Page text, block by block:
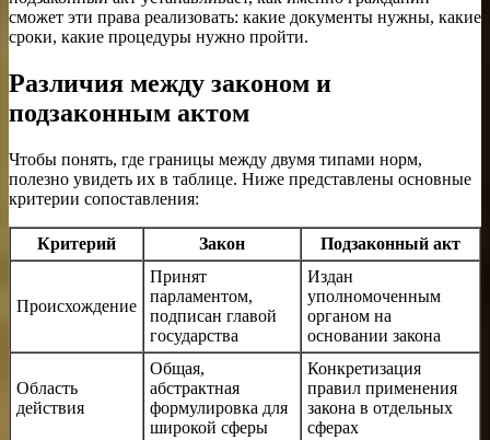
сможет эти права реализовать: какие документы нужны, какие
сроки, какие процедуры нужно пройти.
Различия между законом и
подзаконным актом
Чтобы понять, где границы между двумя типами норм,
полезно увидеть их в таблице. Ниже представлены основные
критерии сопоставления:
Критерий Закон Подзаконный акт
Происхождение
Принят
парламентом,
подписан главой
государства
Издан
уполномоченным
органом на
основании закона
Область
действия
Общая,
абстрактная
формулировка для
широкой сферы
Конкретизация
правил применения
закона в отдельных
сферах